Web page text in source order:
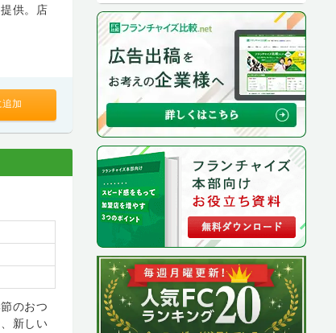
供。店
追加
のおつ
新しい